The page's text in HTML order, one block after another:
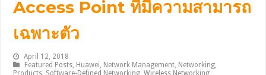
Access Point ที่มีความสามารถ
เฉพาะตัว
April 12, 2018
Featured Posts Huawei Network Management Networking
Products Software-Defined Networking ,Wireless Networking